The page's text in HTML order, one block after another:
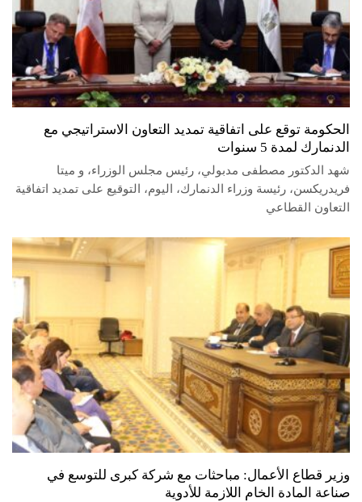
الحكومة توقع على اتفاقية تمديد التعاون الاستراتيجي مع
الدنمارك لمدة 5 سنوات
شهد الدكتور مصطفى مدبولي، رئيس مجلس الوزراء، و ميتا
فريدريكسن، رئيسة وزراء الدنمارك، اليوم، التوقيع على تمديد اتفاقية
التعاون القطاعي
وزير قطاع الأعمال: مباحثات مع شركة كبرى للتوسع في
صناعة المادة الخام اللازمة للأدوية